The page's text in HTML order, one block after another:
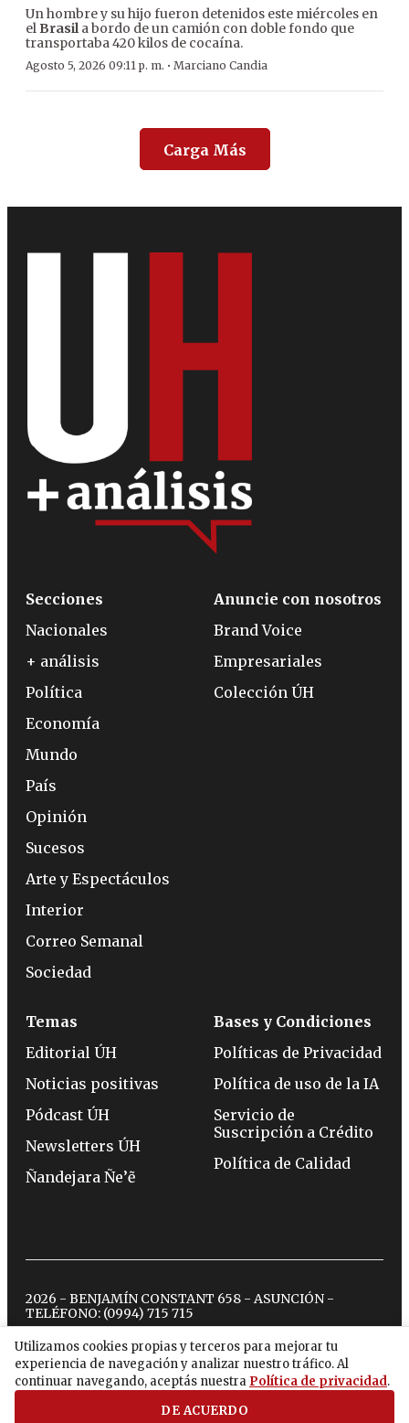
Un hombre y su hijo fueron detenidos este miércoles en
el Brasila bordo de un camión con doble fondo que
transportaba 420 kilos de cocaína.
Agosto 5, 2026 09:11 p. m. · Marciano Candia
Carga Más
Utilizamos cookies propias y terceros para mejorar tu
experiencia de navegación y analizar nuestro tráfico. Al
continuar navegando, aceptás nuestra Política de privacidad.
DE ACUERDO
Secciones
Nacionales
+ análisis
Política
Economía
Mundo
País
Opinión
Sucesos
Arte y Espectáculos
Interior
Correo Semanal
Sociedad
Anuncie con nosotros
Brand Voice
Empresariales
Colección ÚH
Temas
Editorial ÚH
Noticias positivas
Pódcast ÚH
Newsletters ÚH
Ñandejara Ñe’ẽ
Bases y Condiciones
Políticas de Privacidad
Política de uso de la IA
Servicio de
Suscripción a Crédito
Política de Calidad
2026 - BENJAMÍN CONSTANT 658 - ASUNCIÓN -
TELÉFONO: (0994) 715 715
twitterinstagram
facebook
tiktokyoutubespotify